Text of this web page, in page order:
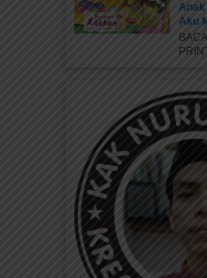
Anak
Aku